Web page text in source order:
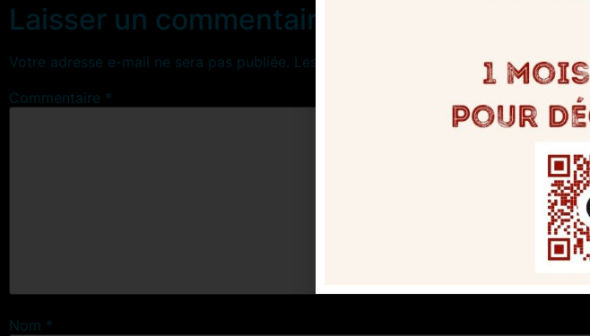
Laisser un commentaire
Votre adresse e-mail ne sera pas publiée. Les champs obligatoires sont indiqués avec
Commentaire *
Nom *